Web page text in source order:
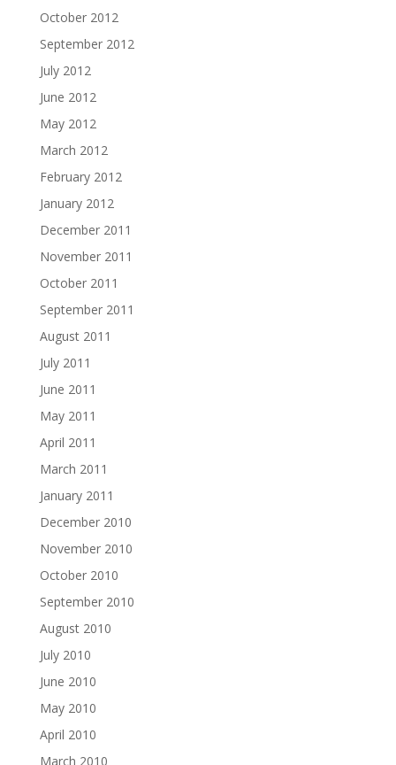
October 2012
September 2012
July 2012
June 2012
May 2012
March 2012
February 2012
January 2012
December 2011
November 2011
October 2011
September 2011
August 2011
July 2011
June 2011
May 2011
April 2011
March 2011
January 2011
December 2010
November 2010
October 2010
September 2010
August 2010
July 2010
June 2010
May 2010
April 2010
March 2010